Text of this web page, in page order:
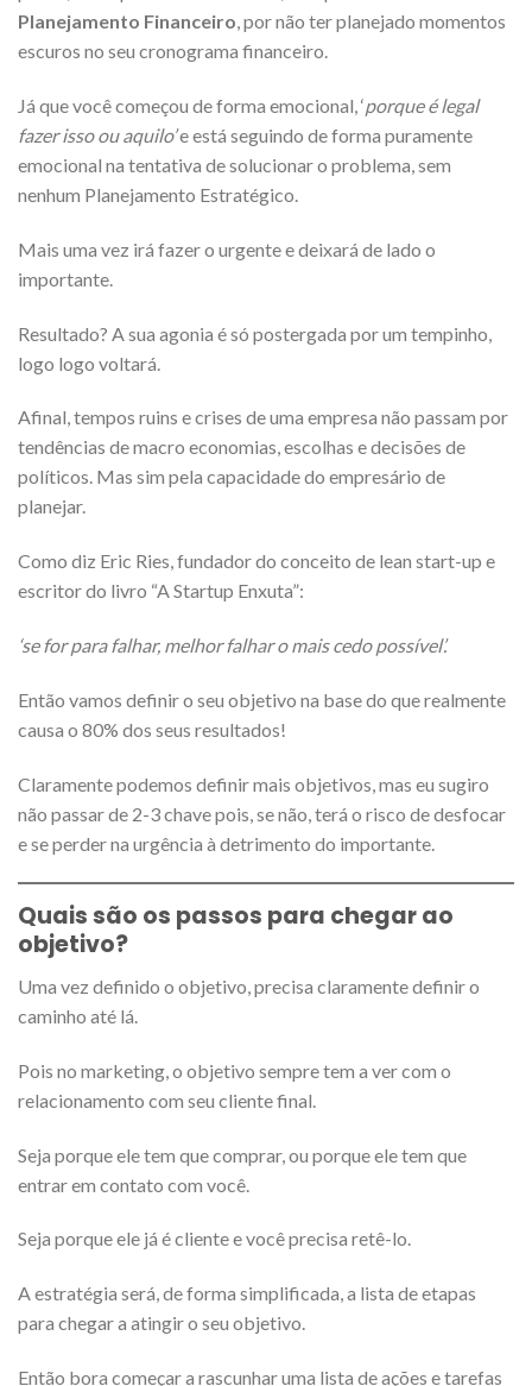
Planejamento Financeiro, por não ter planejado momentos
escuros no seu cronograma financeiro.
Já que você começou de forma emocional, ‘porque é legal
fazer isso ou aquilo’e está seguindo de forma puramente
emocional na tentativa de solucionar o problema, sem
nenhum Planejamento Estratégico.
Mais uma vez irá fazer o urgente e deixará de lado o
importante.
Resultado? A sua agonia é só postergada por um tempinho,
logo logo voltará.
Afinal, tempos ruins e crises de uma empresa não passam por
tendências de macro economias, escolhas e decisões de
políticos. Mas sim pela capacidade do empresário de
planejar.
Como diz Eric Ries, fundador do conceito de lean start-up e
escritor do livro “A Startup Enxuta”:
‘se for para falhar, melhor falhar o mais cedo possível’.
Então vamos definir o seu objetivo na base do que realmente
causa o 80% dos seus resultados!
Claramente podemos definir mais objetivos, mas eu sugiro
não passar de 2-3 chave pois, se não, terá o risco de desfocar
e se perder na urgência à detrimento do importante.
Quais são os passos para chegar ao
objetivo?
Uma vez definido o objetivo, precisa claramente definir o
caminho até lá.
Pois no marketing, o objetivo sempre tem a ver com o
relacionamento com seu cliente final.
Seja porque ele tem que comprar, ou porque ele tem que
entrar em contato com você.
Seja porque ele já é cliente e você precisa retê-lo.
A estratégia será, de forma simplificada, a lista de etapas
para chegar a atingir o seu objetivo.
Então bora começar a rascunhar uma lista de ações e tarefas